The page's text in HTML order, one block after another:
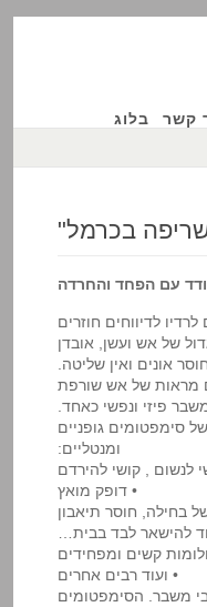
קשר בלוג
בכרמל"
עם הפחד והחרדה
לדיווחים חוזרים
של אש ועשן, אובדן
אונים ואין שליטה.
מראות של אש שורפת
פיזי ונפשי כאחד.
סימפטומים גופניים
ומנטליים:
לנשום , קושי להירדם
• דופק מואץ
בחילה, חוסר תיאבון
להישאר לבד בבית…
קשים ומפחידים
• ועוד רבים אחרים
משבר. הסימפטומים